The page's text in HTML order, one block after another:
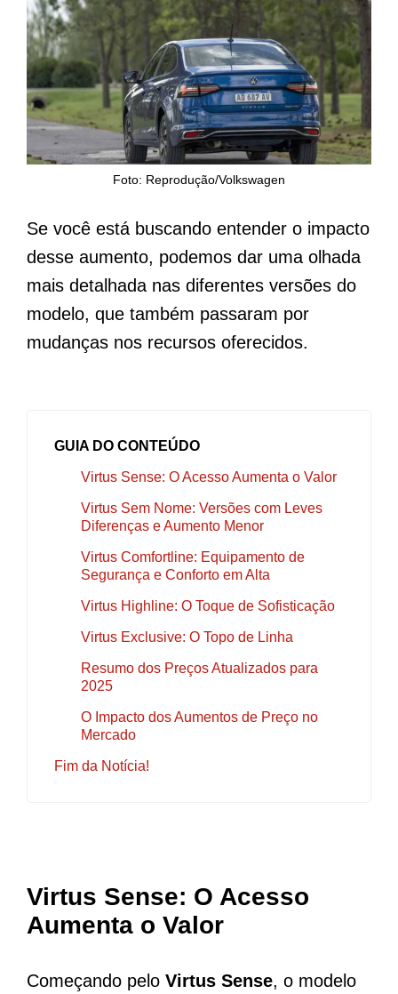
Foto: Reprodução/Volkswagen
Se você está buscando entender o impacto
desse aumento, podemos dar uma olhada
mais detalhada nas diferentes versões do
modelo, que também passaram por
mudanças nos recursos oferecidos.
GUIA DO CONTEÚDO
Virtus Sense: O Acesso Aumenta o Valor
Virtus Sem Nome: Versões com Leves
Diferenças e Aumento Menor
Virtus Comfortline: Equipamento de
Segurança e Conforto em Alta
Virtus Highline: O Toque de Sofisticação
Virtus Exclusive: O Topo de Linha
Resumo dos Preços Atualizados para
2025
O Impacto dos Aumentos de Preço no
Mercado
Fim da Notícia!
Virtus Sense: O Acesso
Aumenta o Valor
Começando pelo Virtus Sense, o modelo